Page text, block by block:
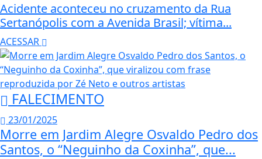
Acidente aconteceu no cruzamento da Rua
Sertanópolis com a Avenida Brasil; vítima...
ACESSAR
FALECIMENTO
23/01/2025
Morre em Jardim Alegre Osvaldo Pedro dos
Santos, o “Neguinho da Coxinha”, que...